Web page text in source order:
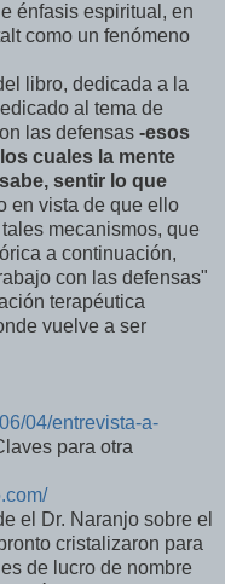
énfasis espiritual, en
como un fenómeno
libro, dedicada a la
al tema de
las defensas -esos
cuales la mente
sentir lo que
en vista de que ello
mecanismos, que
a continuación,
con las defensas"
terapéutica
vuelve a ser
04/entrevista-a-
para otra
el Dr. Naranjo sobre el
cristalizaron para
de lucro de nombre